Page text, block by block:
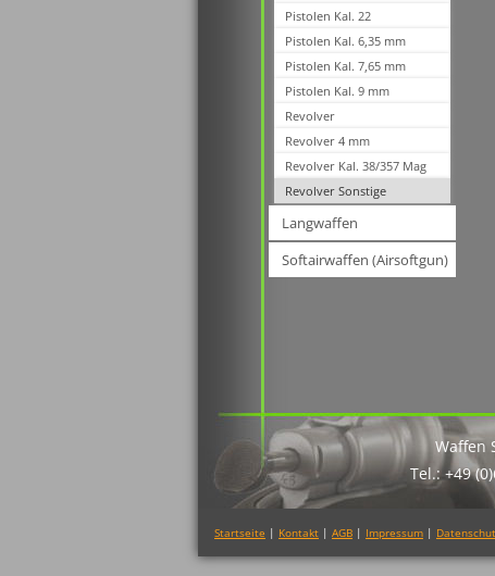
Pistolen Kal. 22
Pistolen Kal. 6,35 mm
Pistolen Kal. 7,65 mm
Pistolen Kal. 9 mm
Revolver
Revolver 4 mm
Revolver Kal. 38/357 Mag
Revolver Sonstige
Langwaffen
Softairwaffen (Airsoftgun)
Waffen
Tel.: +49
Startseite | Kontakt | AGB | Impressum |